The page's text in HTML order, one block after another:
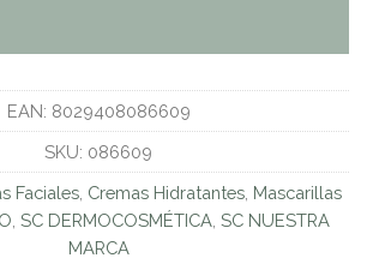
EAN: 8029408086609
SKU: 086609
Faciales Cremas Hidratantes Mascarillas
SC DERMOCOSMÉTICA, SC NUESTRA
MARCA